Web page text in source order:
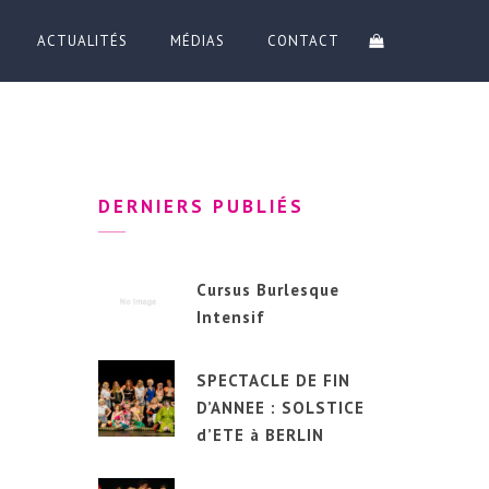
ACTUALITÉS MÉDIAS CONTACT
DERNIERS PUBLIÉS
Cursus Burlesque
Intensif
SPECTACLE DE FIN
D’ANNEE : SOLSTICE
d’ETE à BERLIN